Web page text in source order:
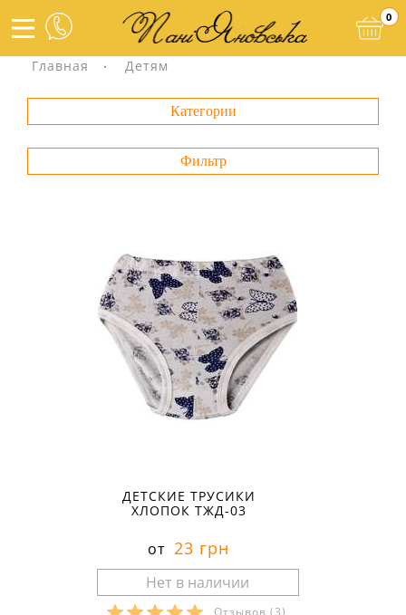
0
Главная Детям
Категории
Фильтр
ДЕТСКИЕ ТРУСИКИ
ХЛОПОК ТЖД-03
от 23 грн
Отзывов (3)